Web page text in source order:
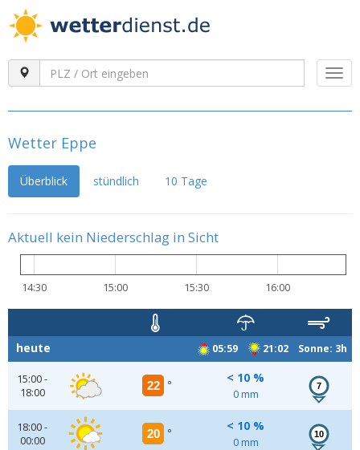
Wetter Eppe
Überblick stündlich 10 Tage
Aktuell kein Niederschlag in Sicht
14:30 15:00 15:30 16:00
05:59 21:02 Sonne: 3h
heute
15:00 -
18:00
22 °
< 10 %
0 mm
7
18:00 -
00:00
20 °
< 10 %
0 mm
10